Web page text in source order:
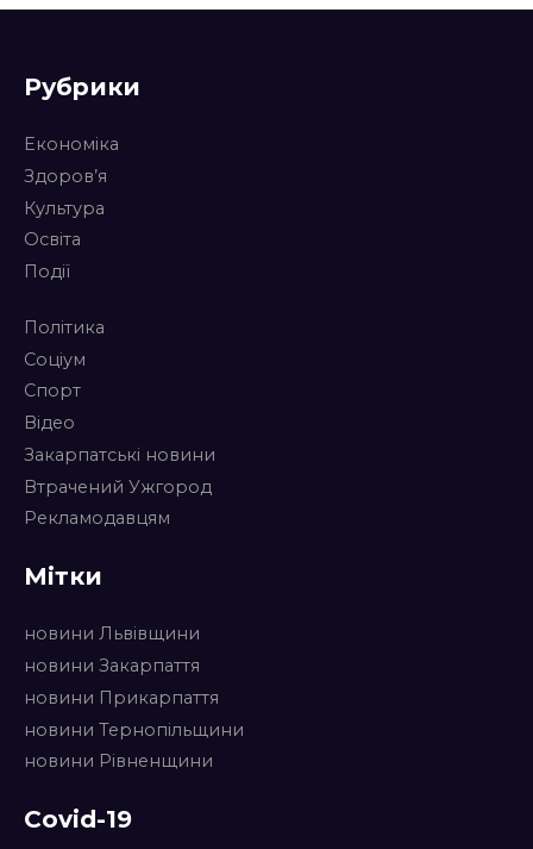
Рубрики
Економіка
Здоров’я
Культура
Освіта
Події
Політика
Соціум
Спорт
Відео
Закарпатські новини
Втрачений Ужгород
Рекламодавцям
Мітки
новини Львівщини
новини Закарпаття
новини Прикарпаття
новини Тернопільщини
новини Рівненщини
Covid-19